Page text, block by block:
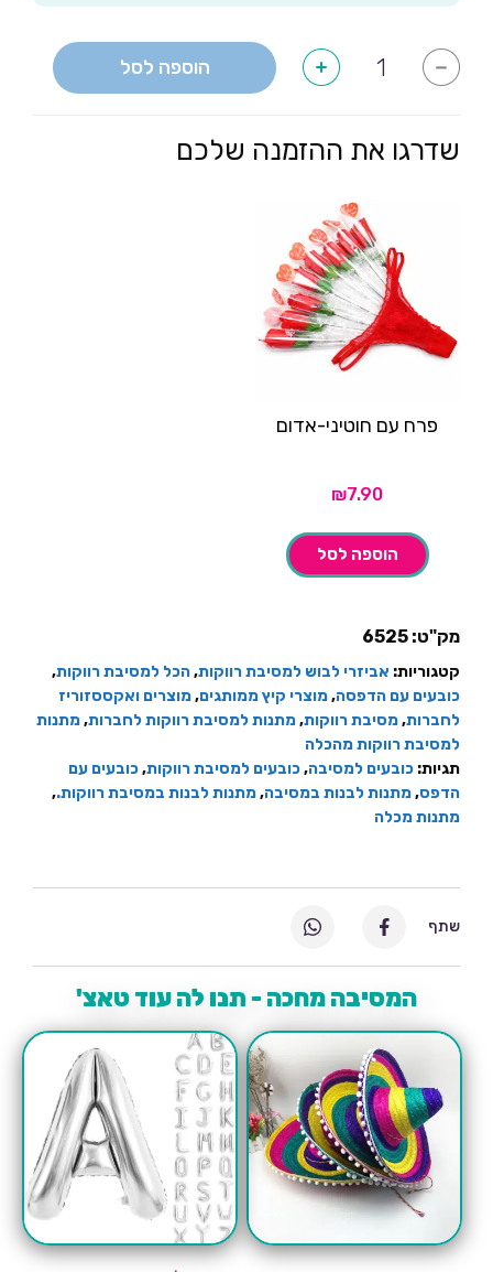
-
של
+ הוספה לסל
שדרגו את ההזמנה שלכם
פרח עם חוטיני-אדום
₪7.90
הוספה לסל
מק"ט: 6525
קטגוריות: אביזרי לבוש למסיבת רווקות,הכל למסיבת רווקות,
כובעים עם הדפסה,מוצרי קיץ ממותגים,מוצרים ואקססזוריז
לחברות,מסיבת רווקות,מתנות למסיבת רווקות לחברות,מתנות
למסיבת רווקות מהכלה
תגיות: כובעים למסיבה,כובעים למסיבת רווקות,כובעים עם
הדפס,מתנות לבנות במסיבה,מתנות לבנות במסיבת רווקות.,
מתנות מכלה
המסיבה מחכה - תנו לה עוד טאצ'
שתף